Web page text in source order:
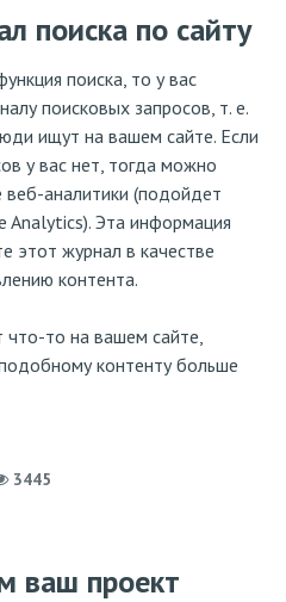
поиска по сайту
поиска, то у вас
поисковых запросов, т. е.
ищут на вашем сайте. Если
у вас нет, тогда можно
веб-аналитики (подойдет
Analytics). Эта информация
этот журнал в качестве
контента.
то на вашем сайте,
контенту больше
3445
ваш проект